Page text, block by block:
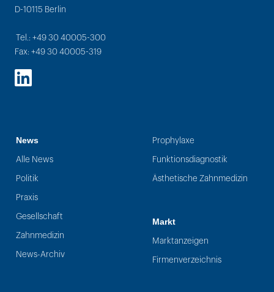
D-10115 Berlin
Tel.: +49 30 40005-300
Fax: +49 30 40005-319
LinkedIn
News
Alle News
Politik
Praxis
Gesellschaft
Zahnmedizin
News-Archiv
Prophylaxe
Funktionsdiagnostik
Ästhetische Zahnmedizin
Markt
Marktanzeigen
Firmenverzeichnis